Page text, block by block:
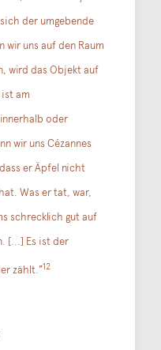
der umgebende
wir uns auf den Raum
wird das Objekt auf
am
oder
wir uns Cézannes
er Äpfel nicht
Was er tat, war,
schrecklich gut auf
[...] Es ist der
zählt.”12